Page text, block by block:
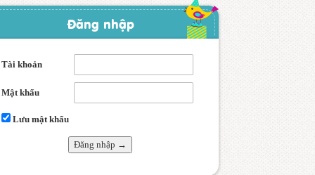
Đăng nhập
Tài khoản
Mật khẩu
Lưu mật khẩu